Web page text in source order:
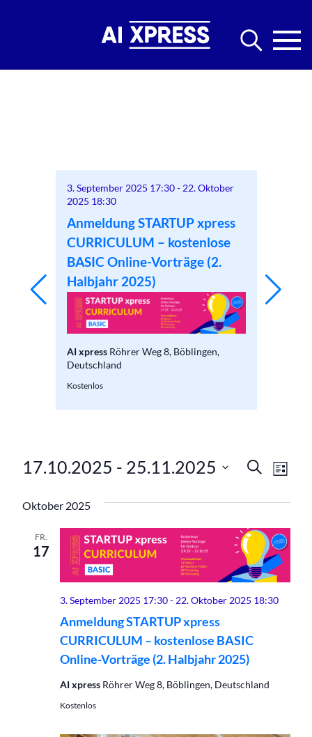
3. September 2025 17:30- 22. Oktober
2025 18:30
Anmeldung STARTUP xpress
CURRICULUM – kostenlose
BASIC Online-Vorträge (2.
Halbjahr 2025)
AI xpress Röhrer Weg 8, Böblingen,
Deutschland
Kostenlos
Suche
und
SucheListe
17.10.2025 - 25.11.2025
wählen.
Oktober 2025
FR.
17
Anmeldung STARTUP xpress
CURRICULUM – kostenlose BASIC
Online-Vorträge (2. Halbjahr 2025)
3. September 2025 17:30- 22. Oktober 2025 18:30
AI xpress Röhrer Weg 8, Böblingen, Deutschland
Kostenlos